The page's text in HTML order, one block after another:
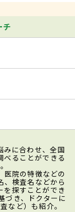
チ
みに合わせ、全国
べることができる
医院の特徴などの
、検査名などから
を探すことができ
づき、ドクターに
など）も紹介。